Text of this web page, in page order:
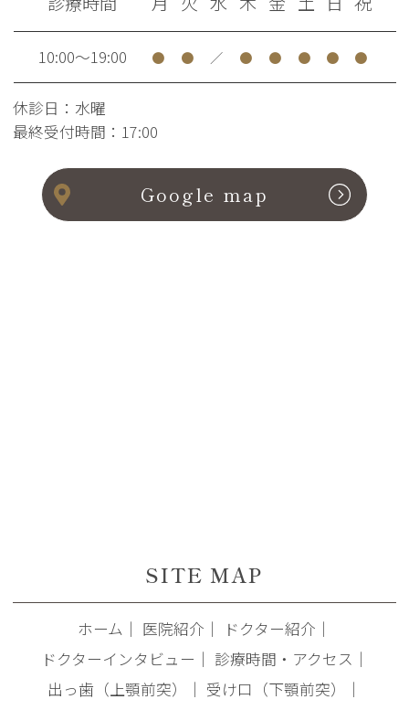
10:00～19:00 ● ● ／ ● ● ● ● ●
休診日：水曜
最終受付時間：17:00
Google map
SITE MAP
ホーム ｜ 医院紹介 ｜ ドクター紹介 ｜
ドクターインタビュー ｜ 診療時間・アクセス ｜
出っ歯（上顎前突）
｜ 受け口（下顎前突）
｜